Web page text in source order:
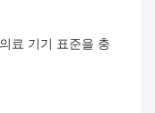
료 기기 표준을 충